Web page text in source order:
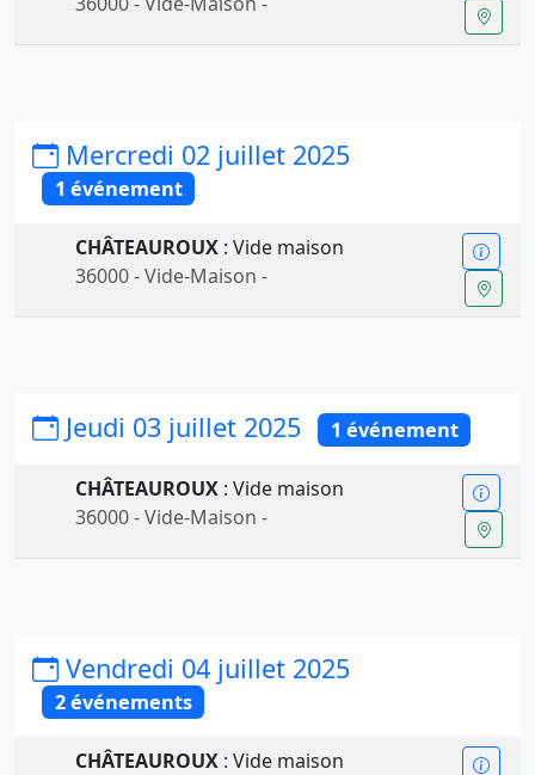
Mercredi 02 juillet 2025
1 événement
CHÂTEAUROUX : Vide maison
36000 - Vide-Maison -
Jeudi 03 juillet 2025 1 événement
CHÂTEAUROUX : Vide maison
36000 - Vide-Maison -
Vendredi 04 juillet 2025
2 événements
CHÂTEAUROUX : Vide maison